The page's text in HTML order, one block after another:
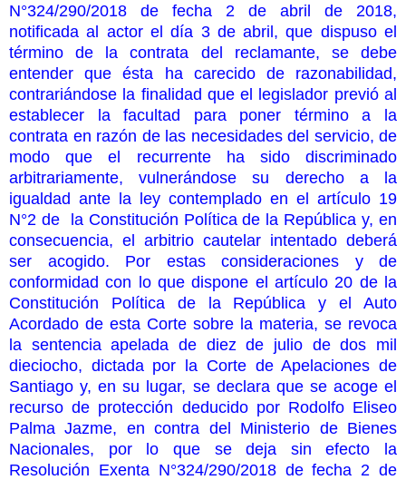
N°324/290/2018 de fecha 2 de abril de 2018,
notificada al actor el día 3 de abril, que dispuso el
término de la contrata del reclamante, se debe
entender que ésta ha carecido de razonabilidad,
contrariándose la finalidad que el legislador previó al
establecer la facultad para poner término a la
contrata en razón de las necesidades del servicio, de
modo que el recurrente ha sido discriminado
arbitrariamente, vulnerándose su derecho a la
igualdad ante la ley contemplado en el artículo 19
N°2 de la Constitución Política de la República y, en
consecuencia, el arbitrio cautelar intentado deberá
ser acogido. Por estas consideraciones y de
conformidad con lo que dispone el artículo 20 de la
Constitución Política de la República y el Auto
Acordado de esta Corte sobre la materia, se revoca
la sentencia apelada de diez de julio de dos mil
dieciocho, dictada por la Corte de Apelaciones de
Santiago y, en su lugar, se declara que se acoge el
recurso de protección deducido por Rodolfo Eliseo
Palma Jazme, en contra del Ministerio de Bienes
Nacionales, por lo que se deja sin efecto la
Resolución Exenta N°324/290/2018 de fecha 2 de